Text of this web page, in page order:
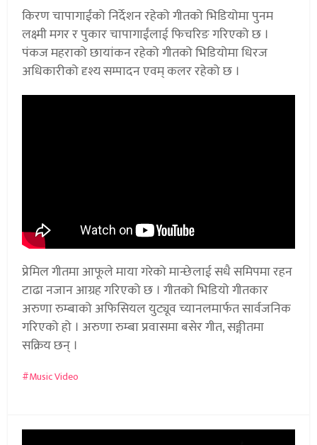
किरण चापागाईंको निर्देशन रहेको गीतको भिडियोमा पुनम
लक्ष्मी मगर र पुकार चापागाईंलाई फिचरिङ गरिएको छ ।
पंकज महराको छायांकन रहेको गीतको भिडियोमा धिरज
अधिकारीको दृश्य सम्पादन एवम् कलर रहेको छ ।
प्रेमिल गीतमा आफूले माया गरेको मान्छेलाई सधै समिपमा रहन
टाढा नजान आग्रह गरिएको छ । गीतको भिडियो गीतकार
अरुणा रुम्बाको अफिसियल युट्यूव च्यानलमार्फत सार्वजनिक
गरिएको हो । अरुणा रुम्बा प्रवासमा बसेर गीत, सङ्गीतमा
सक्रिय छन् ।
Music Video